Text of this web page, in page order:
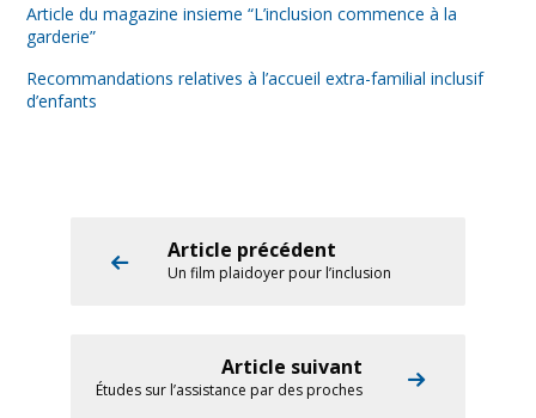
Article du magazine insieme “L’inclusion commence à la
garderie”
Recommandations relatives à l’accueil extra-familial inclusif
d’enfants
Article précédent
Un film plaidoyer pour l’inclusion
Article suivant
Études sur l’assistance par des proches